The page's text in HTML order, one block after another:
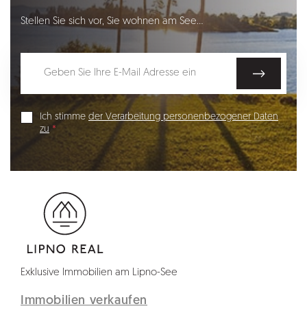
Stellen Sie sich vor, Sie wohnen am See…
Ich stimme der Verarbeitung personenbezogener Daten
zu
Exklusive Immobilien am Lipno-See
Immobilien verkaufen